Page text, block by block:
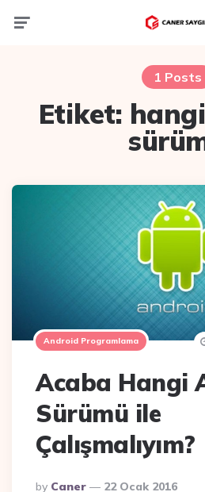
1 Posts
Etiket:
Android Programlama
Acaba Hangi
Sürümü ile
Çalışmalıyım?
Posted
By Caner 22 Ocak 2016